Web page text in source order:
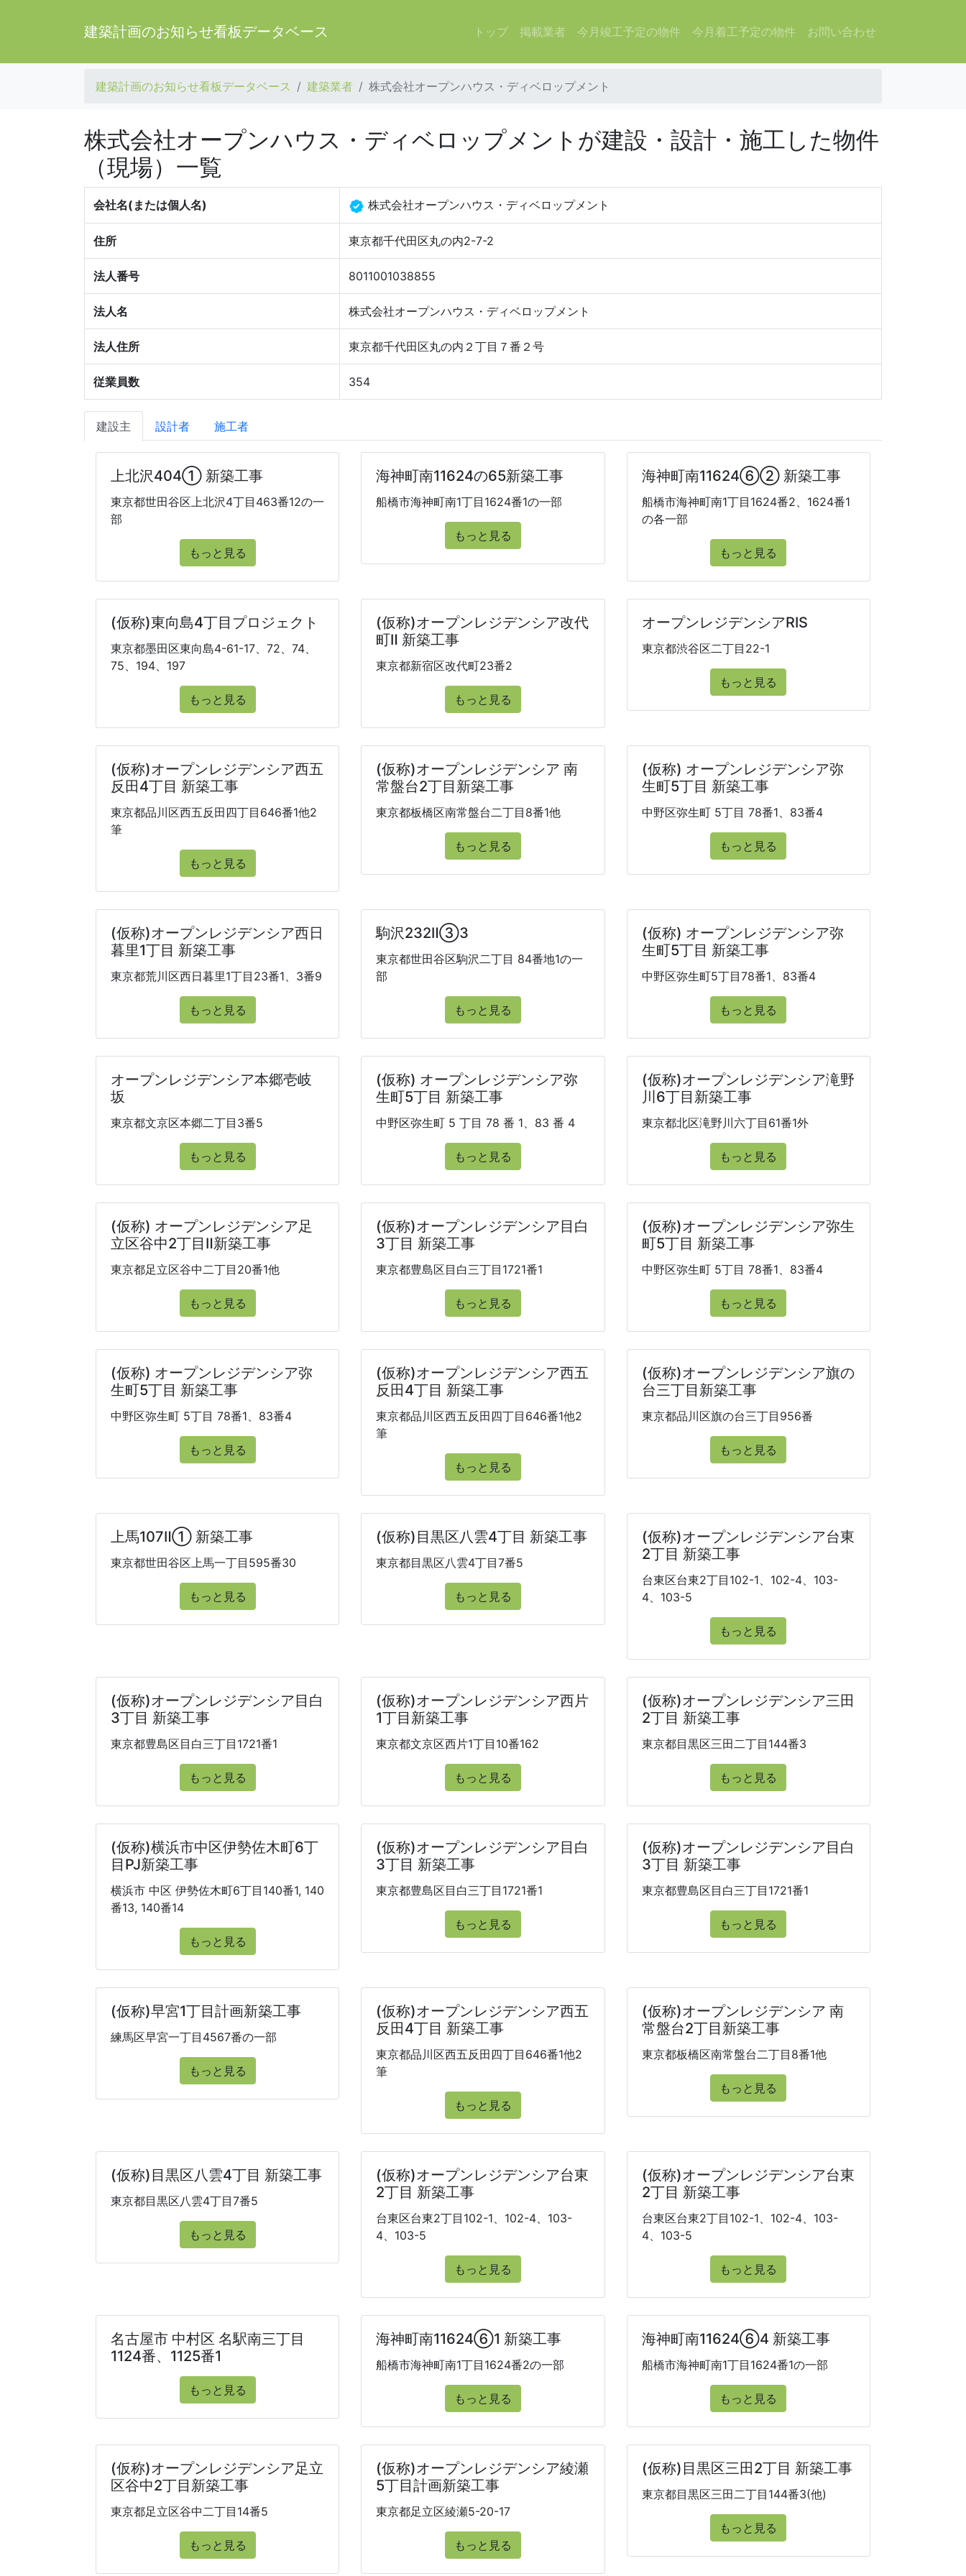
建築計画のお知らせ看板データベース トップ 掲載業者 今月竣工予定の物件 今月着工予定の物件 お問い合わせ
建築計画のお知らせ看板データベース 建築業者 株式会社オープンハウス・ディベロップメント
株式会社オープンハウス・ディベロップメントが建設・設計・施工した物件
（現場）一覧
会社名(または個人名) 株式会社オープンハウス・ディベロップメント
住所 東京都千代田区丸の内2-7-2
法人番号 8011001038855
法人名 株式会社オープンハウス・ディベロップメント
法人住所 東京都千代田区丸の内２丁目７番２号
従業員数 354
建設主 設計者 施工者
上北沢404① 新築工事
東京都世田谷区上北沢4丁目463番12の一
部
もっと見る
海神町南11624の65新築工事
船橋市海神町南1丁目1624番1の一部
もっと見る
海神町南11624⑥② 新築工事
船橋市海神町南1丁目1624番2、1624番1
の各一部
もっと見る
(仮称)東向島4丁目プロジェクト
東京都墨田区東向島4-61-17、72、74、
75、194、197
もっと見る
(仮称)オープンレジデンシア改代
町Ⅱ 新築工事
東京都新宿区改代町23番2
もっと見る
オープンレジデンシアRIS
東京都渋谷区二丁目22-1
もっと見る
(仮称)オープンレジデンシア西五
反田4丁目 新築工事
東京都品川区西五反田四丁目646番1他2
筆
もっと見る
(仮称)オープンレジデンシア 南
常盤台2丁目新築工事
東京都板橋区南常盤台二丁目8番1他
もっと見る
(仮称) オープンレジデンシア弥
生町5丁目 新築工事
中野区弥生町 5丁目 78番1、83番4
もっと見る
(仮称)オープンレジデンシア西日
暮里1丁目 新築工事
東京都荒川区西日暮里1丁目23番1、3番9
もっと見る
駒沢232Ⅱ③3
東京都世田谷区駒沢二丁目 84番地1の一
部
もっと見る
(仮称) オープンレジデンシア弥
生町5丁目 新築工事
中野区弥生町5丁目78番1、83番4
もっと見る
オープンレジデンシア本郷壱岐
坂
東京都文京区本郷二丁目3番5
もっと見る
(仮称) オープンレジデンシア弥
生町5丁目 新築工事
中野区弥生町 5 丁目 78 番 1、83 番 4
もっと見る
(仮称)オープンレジデンシア滝野
川6丁目新築工事
東京都北区滝野川六丁目61番1外
もっと見る
(仮称) オープンレジデンシア足
立区谷中2丁目Ⅱ新築工事
東京都足立区谷中二丁目20番1他
もっと見る
(仮称)オープンレジデンシア目白
3丁目 新築工事
東京都豊島区目白三丁目1721番1
もっと見る
(仮称)オープンレジデンシア弥生
町5丁目 新築工事
中野区弥生町 5丁目 78番1、83番4
もっと見る
(仮称) オープンレジデンシア弥
生町5丁目 新築工事
中野区弥生町 5丁目 78番1、83番4
もっと見る
(仮称)オープンレジデンシア西五
反田4丁目 新築工事
東京都品川区西五反田四丁目646番1他2
筆
もっと見る
(仮称)オープンレジデンシア旗の
台三丁目新築工事
東京都品川区旗の台三丁目956番
もっと見る
上馬107Ⅱ① 新築工事
東京都世田谷区上馬一丁目595番30
もっと見る
(仮称)目黒区八雲4丁目 新築工事
東京都目黒区八雲4丁目7番5
もっと見る
(仮称)オープンレジデンシア台東
2丁目 新築工事
台東区台東2丁目102-1、102-4、103-
4、103-5
もっと見る
(仮称)オープンレジデンシア目白
3丁目 新築工事
東京都豊島区目白三丁目1721番1
もっと見る
(仮称)オープンレジデンシア西片
1丁目新築工事
東京都文京区西片1丁目10番162
もっと見る
(仮称)オープンレジデンシア三田
2丁目 新築工事
東京都目黒区三田二丁目144番3
もっと見る
(仮称)横浜市中区伊勢佐木町6丁
目PJ新築工事
横浜市 中区 伊勢佐木町6丁目140番1, 140
番13, 140番14
もっと見る
(仮称)オープンレジデンシア目白
3丁目 新築工事
東京都豊島区目白三丁目1721番1
もっと見る
(仮称)オープンレジデンシア目白
3丁目 新築工事
東京都豊島区目白三丁目1721番1
もっと見る
(仮称)早宮1丁目計画新築工事
練馬区早宮一丁目4567番の一部
もっと見る
(仮称)オープンレジデンシア西五
反田4丁目 新築工事
東京都品川区西五反田四丁目646番1他2
筆
もっと見る
(仮称)オープンレジデンシア 南
常盤台2丁目新築工事
東京都板橋区南常盤台二丁目8番1他
もっと見る
(仮称)目黒区八雲4丁目 新築工事
東京都目黒区八雲4丁目7番5
もっと見る
(仮称)オープンレジデンシア台東
2丁目 新築工事
台東区台東2丁目102-1、102-4、103-
4、103-5
もっと見る
(仮称)オープンレジデンシア台東
2丁目 新築工事
台東区台東2丁目102-1、102-4、103-
4、103-5
もっと見る
名古屋市 中村区 名駅南三丁目
1124番、1125番1
もっと見る
海神町南11624⑥1 新築工事
船橋市海神町南1丁目1624番2の一部
もっと見る
海神町南11624➅4 新築工事
船橋市海神町南1丁目1624番1の一部
もっと見る
(仮称)オープンレジデンシア足立
区谷中2丁目新築工事
東京都足立区谷中二丁目14番5
もっと見る
(仮称)オープンレジデンシア綾瀬
5丁目計画新築工事
東京都足立区綾瀬5-20-17
もっと見る
(仮称)目黒区三田2丁目 新築工事
東京都目黒区三田二丁目144番3(他)
もっと見る